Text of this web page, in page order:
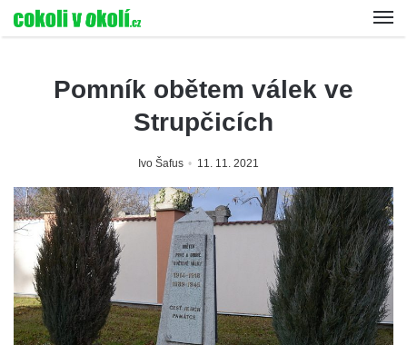
Pomník obětem válek ve
Strupčicích
Ivo Šafus 11. 11. 2021